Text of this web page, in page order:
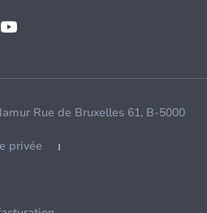
Rue de Bruxelles 61, B-5000
privée